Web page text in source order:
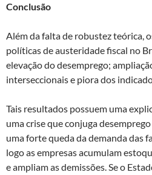
Conclusão
Além da falta de robustez teórica,
políticas de austeridade fiscal no
elevação do desemprego;
interseccionais e piora dos
Tais resultados possuem uma
uma crise que conjuga
uma forte queda da demanda das
logo as empresas acumulam
e ampliam as demissões. Se o